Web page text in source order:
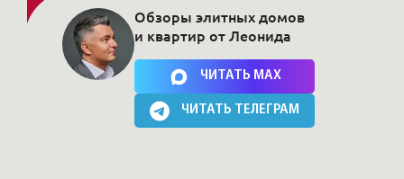
Нажимая на кнопку, Вы соглашаетесь c политикой сайта
Обзоры элитных домов
и квартир от Леонида
ЧИТАТЬ MAX
ЧИТАТЬ ТЕЛЕГРАМ